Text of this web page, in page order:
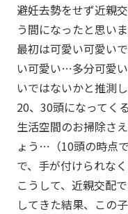
避妊去勢をせず近親
う間になったと思いま
最初は可愛い可愛い
い可愛い…多分可愛
いではないかと推測し
20、30頭になってく
生活空間のお掃除さ
ょう…（10頭の時点
で、手が付けられな
こうして、近親交配
してきた結果、この